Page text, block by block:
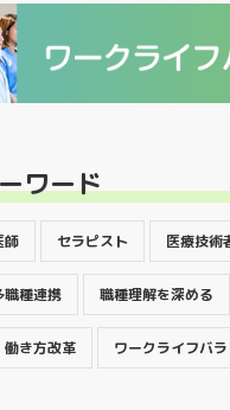
ワード
師 セラピスト 医療技術
職種連携 職種理解を深める
働き方改革 ワークライフバ